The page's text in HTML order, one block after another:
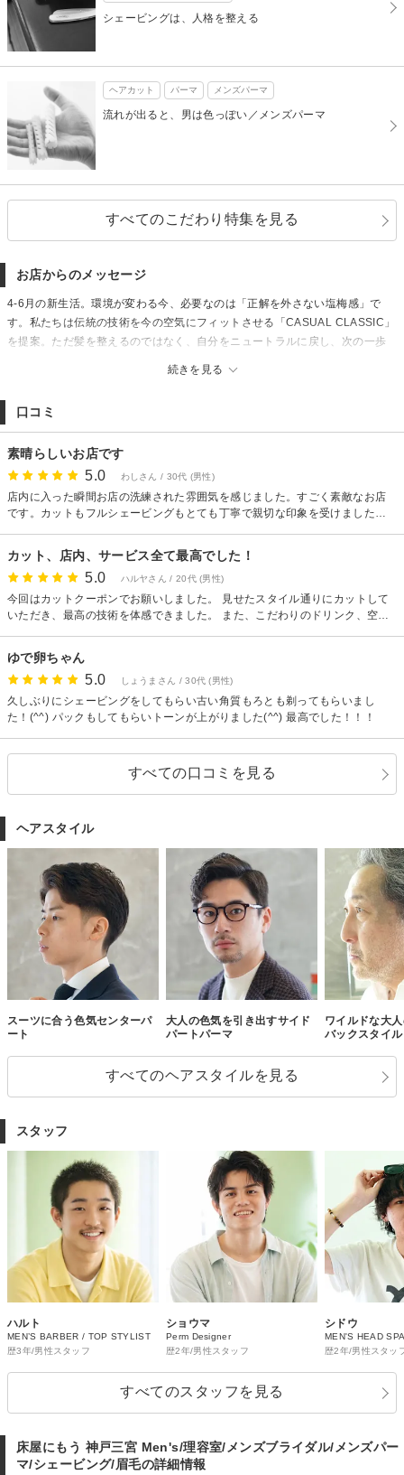
シェービングは、人格を整える
ヘアカット パーマ メンズパーマ
流れが出ると、男は色っぽい／メンズパーマ
すべてのこだわり特集を見る
お店からのメッセージ
続きを見る
4-6月の新生活。環境が変わる今、必要なのは「正解を外さない塩梅感」で
す。私たちは伝統の技術を今の空気にフィットさせる「CASUAL CLASSIC」
を提案。ただ髪を整えるのではなく、自分をニュートラルに戻し、次の一歩
ニマルな空間で、新しい自分をアップデートする体験を。
口コミ
素晴らしいお店です
5.0 わしさん / 30代 (男性)
店内に入った瞬間お店の洗練された雰囲気を感じました。すごく素敵なお店
です。カットもフルシェービングもとても丁寧で親切な印象を受けました。
カット、店内、サービス全て最高でした！
5.0 ハルヤさん / 20代 (男性)
今回はカットクーポンでお願いしました。 見せたスタイル通りにカットして
いただき、最高の技術を体感できました。 また、こだわりのドリンク、空
ゆで卵ちゃん
5.0 しょうまさん / 30代 (男性)
久しぶりにシェービングをしてもらい古い角質もろとも剃ってもらいまし
た！(^^) パックもしてもらいトーンが上がりました(^^) 最高でした！！！
すべての口コミを見る
ヘアスタイル
スーツに合う色気センターパ
ート
大人の色気を引き出すサイド
パートパーマ
ワイルドな大
バックスタイル
すべてのヘアスタイルを見る
スタッフ
ハルト
MEN’S BARBER / TOP STYLIST
歴3年/男性スタッフ
ショウマ
Perm Designer
歴2年/男性スタッフ
シドウ
MEN'S HEAD
歴2年/男性スタッ
すべてのスタッフを見る
床屋にもう 神戸三宮 Men's/理容室/メンズブライダル/メンズパー
マ/シェービング/眉毛の詳細情報